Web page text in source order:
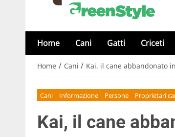
Home Cani Gatti Criceti
Home / Cani / Kai, il cane abbandonato
Cani Informazione Persone Proprietari
Kai, il cane